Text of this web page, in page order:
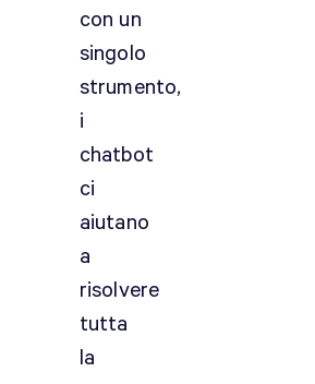
con un
singolo
strumento,
i
chatbot
ci
aiutano
a
risolvere
tutta
la